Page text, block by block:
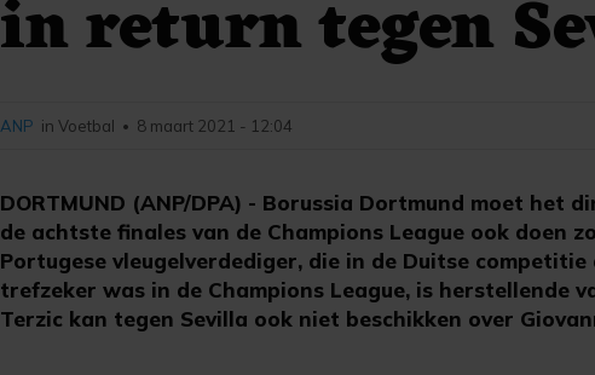
in return tegen
DORTMUND (ANP/DPA) - Borussia Dortmund moet het
de achtste finales van de Champions League ook doen
Portugese vleugelverdediger, die in de Duitse
trefzeker was in de Champions League, is herstellende
Terzic kan tegen Sevilla ook niet beschikken over
ANP in Voetbal • 8 maart 2021 - 12:04